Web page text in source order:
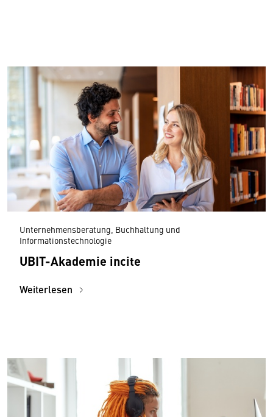
Unternehmensberatung, Buchhaltung und
Informationstechnologie
UBIT-Akademie incite
Weiterlesen